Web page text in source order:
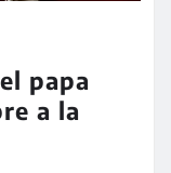
papa
a la